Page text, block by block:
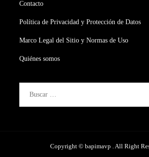
Contacto
Política de Privacidad y Protección de Datos
Marco Legal del Sitio y Normas de Uso
Quiénes somos
Copyright © bapimavp . All Right